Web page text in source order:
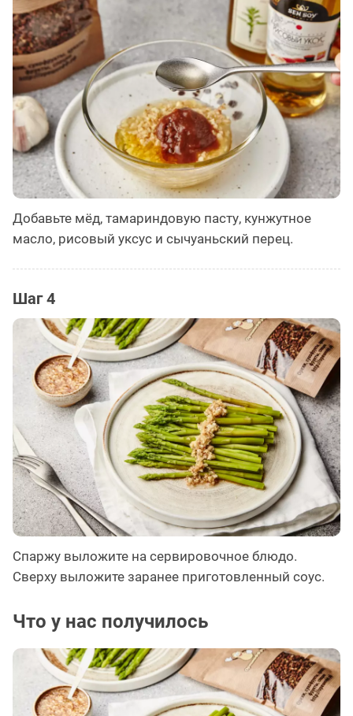
Добавьте мёд, тамариндовую пасту, кунжутное
масло, рисовый уксус и сычуаньский перец.
Шаг 4
Спаржу выложите на сервировочное блюдо.
Сверху выложите заранее приготовленный соус.
Что у нас получилось